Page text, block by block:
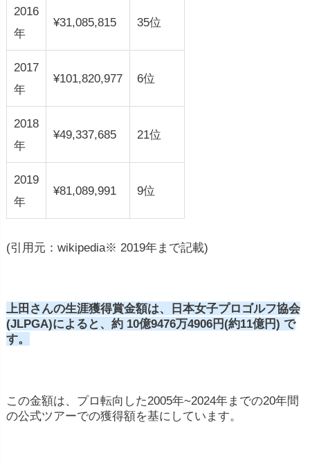
2016
年
¥31,085,815 35位
2017
年
¥101,820,977 6位
2018
年
¥49,337,685 21位
2019
年
¥81,089,991 9位
(引用元：wikipedia※ 2019年まで記載)
上田さんの生涯獲得賞金額は、日本女子プロゴルフ協会
(JLPGA)によると、約 10億9476万4906円(約11億円) で
す。
この金額は、プロ転向した2005年~2024年までの20年間
の公式ツアーでの獲得額を基にしています​。